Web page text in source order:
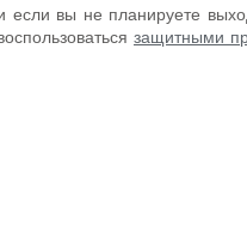
если вы не планируете
защитными